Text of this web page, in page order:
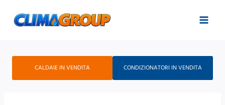
CALDAIE IN VENDITA CONDIZIONATORI IN VENDITA